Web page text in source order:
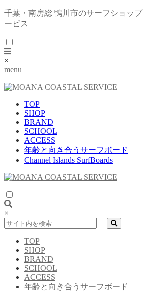
千葉・南房総 鴨川市のサーフショッ
ービス
×
menu
TOP
SHOP
BRAND
SCHOOL
ACCESS
年齢と向き合うサーフボード
Channel Islands SurfBoards
×
TOP
SHOP
BRAND
SCHOOL
ACCESS
年齢と向き合うサーフボード